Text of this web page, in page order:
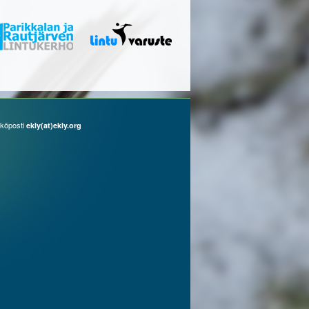
ekly(at)ekly.org